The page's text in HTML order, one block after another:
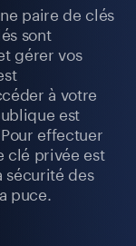
paire de clés
sont
gérer vos
à votre
est
effectuer
clé privée est
sécurité des
puce.